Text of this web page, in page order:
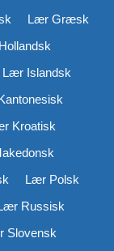
Lær Græsk
Lær Islandsk
Kroatisk
Lær Polsk
Russisk
Slovensk